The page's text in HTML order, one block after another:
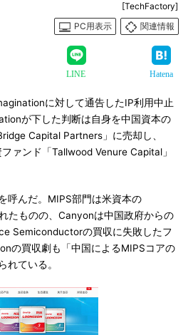
[TechFactory]
PC用表示
関連情報
LINE Hatena
に対して通告したIP利用中止
が下した判断は自身を中国資本の
Capital Partners」に売却し、
ァンド「Tallwood Venure Capital」
呼んだ。MIPS部門は米資本の
たものの、Canyonは中国政府からの
Semiconductorの買収に失敗したフ
の買収劇も「中国によるMIPSコアの
れている。